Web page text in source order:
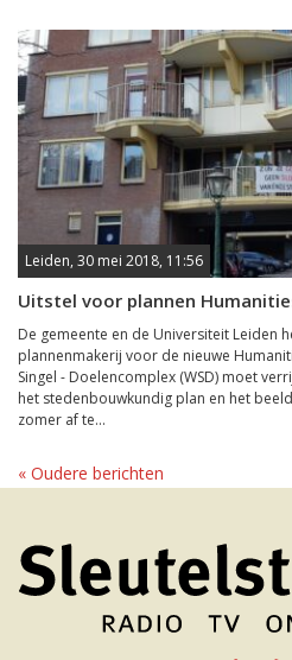
Leiden, 30 mei 2018, 11:56
Uitstel voor plannen
De gemeente en de Universiteit Leiden
plannenmakerij voor de nieuwe
Singel - Doelencomplex (WSD) moet
het stedenbouwkundig plan en het
zomer af te...
« Oudere berichten